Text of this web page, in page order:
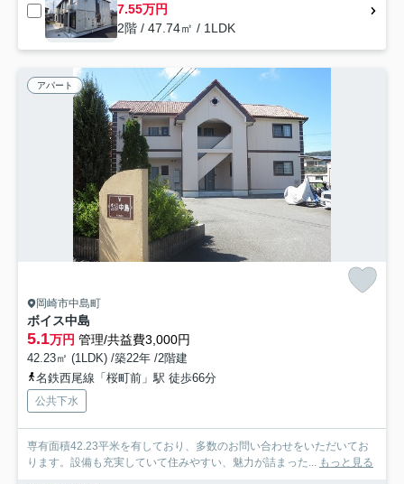
7.55万円
2階 / 47.74㎡ / 1LDK
アパート
岡崎市中島町
ボイス中島
5.1万円 管理/共益費3,000円
42.23㎡ (1LDK) /築22年 /2階建
名鉄西尾線「桜町前」駅 徒歩66分
公共下水
専有面積42.23平米を有しており、多数のお問い合わせをいただいてお
ります。設備も充実していて住みやすい、魅力が詰まった... もっと見る